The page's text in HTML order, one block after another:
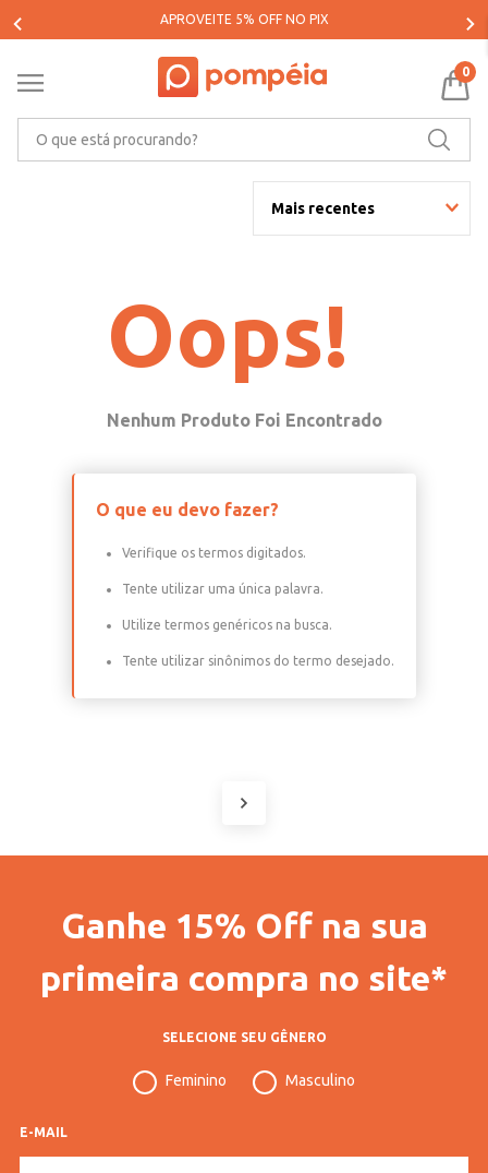
APROVEITE 5% OFF NO PIX
0
Mais recentes
Oops!
O que eu devo fazer?
Verifique os termos digitados.
Tente utilizar uma única palavra.
Utilize termos genéricos na busca.
Tente utilizar sinônimos do termo desejado.
Ganhe 15% Off na sua
primeira compra no site*
SELECIONE SEU GÊNERO
Feminino Masculino
E-MAIL